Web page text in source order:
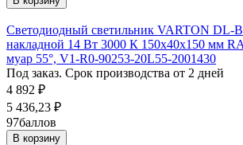
Светодиодный светильник VARTON DL-
накладной 14 Вт 3000 К 150х40х150 мм
муар 55°, V1-R0-90253-20L55-2001430
Под заказ. Срок производства от 2 дней
4 892 ₽
5 436,23 ₽
97баллов
В корзину